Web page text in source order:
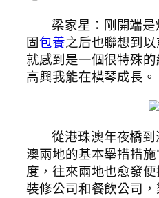
梁家星：剛開端
固包養之后也聯想到
就感到是一個很特殊
高興我能在橫琴成長。
從港珠澳年夜橋
澳兩地的基本舉措措施
度，往來兩地也愈發
裝修公司和餐飲公司